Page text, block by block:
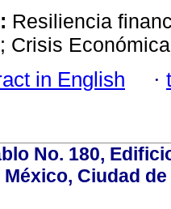
Resiliencia
Crisis
in English ·
No. 180,
Ciudad